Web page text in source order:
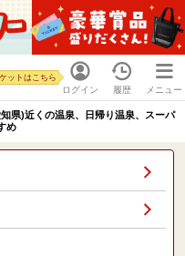
ログイン
ットはこちら
履歴 メニュー
県)近くの温泉、日帰り温泉、スーパ
め